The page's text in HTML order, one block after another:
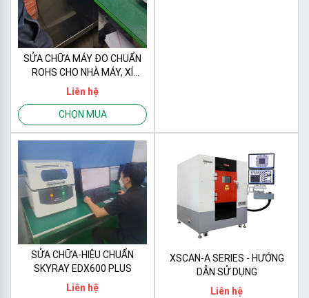
SỬA CHỮA MÁY ĐO CHUẨN
ROHS CHO NHÀ MÁY, XÍ
NGHIỆP
Liên hệ
CHỌN MUA
SỬA CHỮA-HIỆU CHUẨN
SKYRAY EDX600 PLUS
Liên hệ
XSCAN-A SERIES - HƯỚNG
DẪN SỬ DỤNG
Liên hệ